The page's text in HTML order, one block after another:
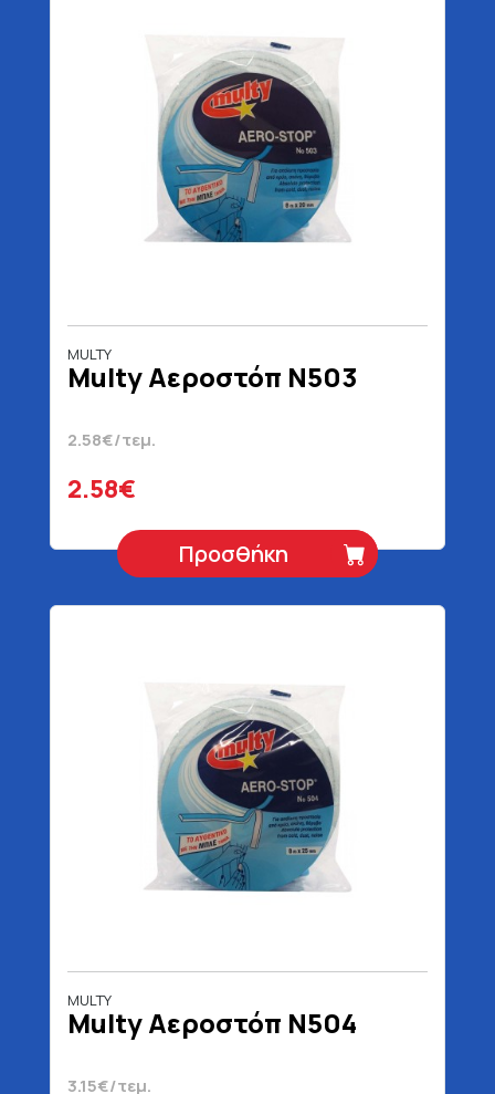
MULTY
Multy Αεροστόπ Ν503
2.58€/τεμ.
2.58€
Προσθήκη
MULTY
Multy Αεροστόπ Ν504
3.15€/τεμ.